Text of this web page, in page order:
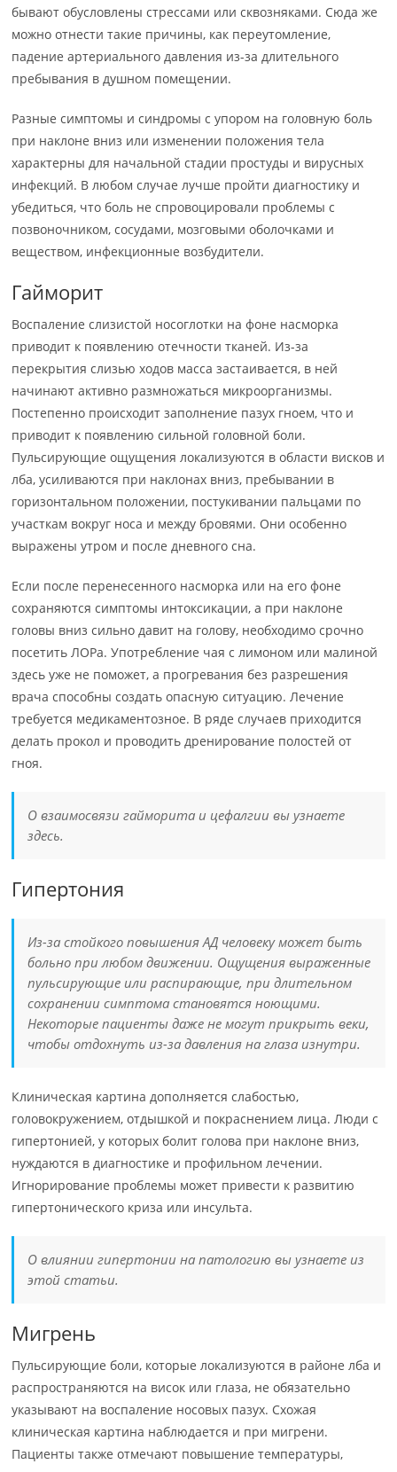
бывают обусловлены стрессами или сквозняками. Сюда же
можно отнести такие причины, как переутомление,
падение артериального давления из-за длительного
пребывания в душном помещении.
Разные симптомы и синдромы с упором на головную боль
при наклоне вниз или изменении положения тела
характерны для начальной стадии простуды и вирусных
инфекций. В любом случае лучше пройти диагностику и
убедиться, что боль не спровоцировали проблемы с
позвоночником, сосудами, мозговыми оболочками и
веществом, инфекционные возбудители.
Гайморит
Воспаление слизистой носоглотки на фоне насморка
приводит к появлению отечности тканей. Из-за
перекрытия слизью ходов масса застаивается, в ней
начинают активно размножаться микроорганизмы.
Постепенно происходит заполнение пазух гноем, что и
приводит к появлению сильной головной боли.
Пульсирующие ощущения локализуются в области висков и
лба, усиливаются при наклонах вниз, пребывании в
горизонтальном положении, постукивании пальцами по
участкам вокруг носа и между бровями. Они особенно
выражены утром и после дневного сна.
Если после перенесенного насморка или на его фоне
сохраняются симптомы интоксикации, а при наклоне
головы вниз сильно давит на голову, необходимо срочно
посетить ЛОРа. Употребление чая с лимоном или малиной
здесь уже не поможет, а прогревания без разрешения
врача способны создать опасную ситуацию. Лечение
требуется медикаментозное. В ряде случаев приходится
делать прокол и проводить дренирование полостей от
гноя.
О взаимосвязи гайморита и цефалгии вы узнаете
здесь.
Гипертония
Из-за стойкого повышения АД человеку может быть
больно при любом движении. Ощущения выраженные
пульсирующие или распирающие, при длительном
сохранении симптома становятся ноющими.
Некоторые пациенты даже не могут прикрыть веки,
чтобы отдохнуть из-за давления на глаза изнутри.
Клиническая картина дополняется слабостью,
головокружением, отдышкой и покраснением лица. Люди с
гипертонией, у которых болит голова при наклоне вниз,
нуждаются в диагностике и профильном лечении.
Игнорирование проблемы может привести к развитию
гипертонического криза или инсульта.
О влиянии гипертонии на патологию вы узнаете из
этой статьи.
Мигрень
Пульсирующие боли, которые локализуются в районе лба и
распространяются на висок или глаза, не обязательно
указывают на воспаление носовых пазух. Схожая
клиническая картина наблюдается и при мигрени.
Пациенты также отмечают повышение температуры,